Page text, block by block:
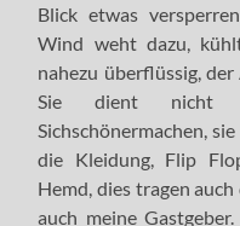
Blick etwas
Wind weht dazu,
nahezu überflüssig,
Sie dient nicht
Sichschönermachen,
die Kleidung, Flip
Hemd, dies tragen
auch meine